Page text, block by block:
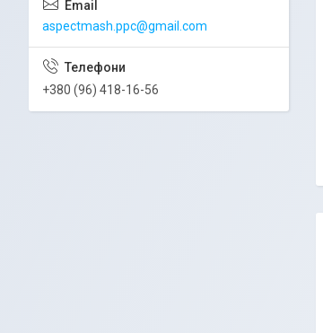
aspectmash.ppc@gmail.com
+380 (96) 418-16-56